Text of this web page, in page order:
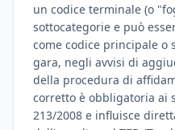
un codice terminale (o
sottocategorie e può
come codice principale
gara, negli avvisi di
della procedura di
corretto è obbligatoria ai
213/2008 e influisce